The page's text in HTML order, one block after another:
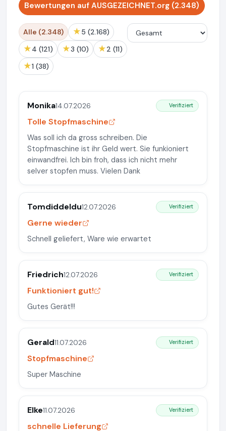
Bewertungen auf AUSGEZEICHNET.org (2.348)
Alle (2.348) ★ 5 (2.168)
★ 4 (121) ★ 3 (10) ★ 2 (11)
★ 1 (38)
Monika14.07.2026 Verifiziert
Tolle Stopfmaschine
Was soll ich da gross schreiben. Die
Stopfmaschine ist ihr Geld wert. Sie funkioniert
einwandfrei. Ich bin froh, dass ich nicht mehr
selver stopfen muss. Vielen Dank
Tomdiddeldu12.07.2026 Verifiziert
Gerne wieder
Schnell geliefert, Ware wie erwartet
Friedrich12.07.2026 Verifiziert
Funktioniert gut!
Gutes Gerät!!!
Gerald11.07.2026 Verifiziert
Stopfmaschine
Super Maschine
Elke11.07.2026 Verifiziert
schnelle Lieferung